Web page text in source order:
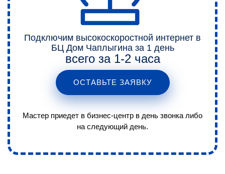
Подключим высокоскоростной интернет в
БЦ Дом Чаплыгина за 1 день
всего за 1-2 часа
ОСТАВЬТЕ ЗАЯВКУ
Мастер приедет в бизнес-центр в день звонка либо
на следующий день.
2
ВЫЕЗД И ЗАМЕР
Мы проводим замеры
нескольких сотовых операторов
и подберем оператора с
лучшими показателями сигнала
и скорости.